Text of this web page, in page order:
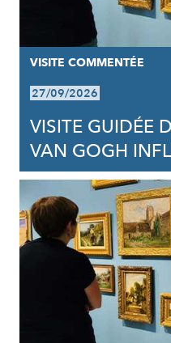
VISITE COMMENTÉE
27/09/2026
VISITE GUIDÉE
VAN GOGH